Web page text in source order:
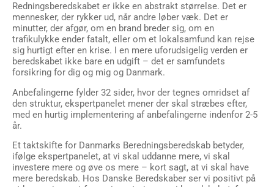
Redningsberedskabet er ikke en abstrakt størrelse. Det er
mennesker, der rykker ud, når andre løber væk. Det er
minutter, der afgør, om en brand breder sig, om en
trafikulykke ender fatalt, eller om et lokalsamfund kan rejse
sig hurtigt efter en krise. I en mere uforudsigelig verden er
beredskabet ikke bare en udgift – det er samfundets
forsikring for dig og mig og Danmark.
Anbefalingerne fylder 32 sider, hvor der tegnes omridset af
den struktur, ekspertpanelet mener der skal stræbes efter,
med en hurtig implementering af anbefalingerne indenfor 2-5
år.
Et taktskifte for Danmarks Beredningsberedskab betyder,
ifølge ekspertpanelet, at vi skal uddanne mere, vi skal
investere mere og øve os mere – kort sagt, at vi skal have
mere beredskab. Hos Danske Beredskaber ser vi positivt på